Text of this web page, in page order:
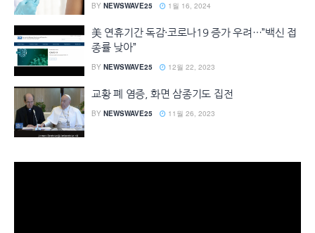
BY NEWSWAVE25 1월 16, 2024
美 연휴기간 독감·코로나19 증가 우려…”백신 접
종률 낮아”
BY NEWSWAVE25 12월 22, 2023
교황 폐 염증, 화면 삼종기도 집전
BY NEWSWAVE25 11월 26, 2023